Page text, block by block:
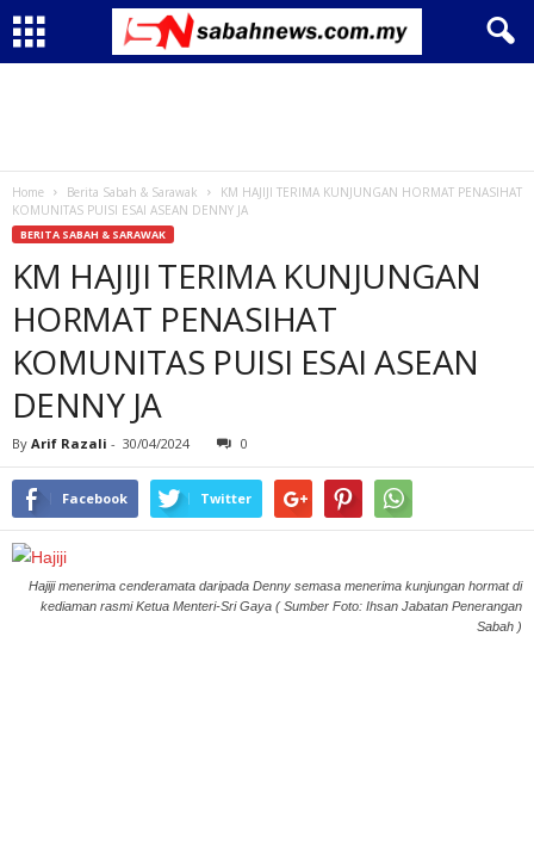
Home Berita Sabah & Sarawak
KM HAJIJI TERIMA KUNJUNGAN HORMAT PENASIHAT
KOMUNITAS PUISI ESAI ASEAN DENNY JA
BERITA SABAH & SARAWAK
KM HAJIJI TERIMA KUNJUNGAN
HORMAT PENASIHAT
KOMUNITAS PUISI ESAI ASEAN
DENNY JA
By Arif Razali - 30/04/2024 0
Facebook Twitter
Hajiji menerima cenderamata daripada Denny semasa menerima kunjungan hormat di
kediaman rasmi Ketua Menteri-Sri Gaya ( Sumber Foto: Ihsan Jabatan Penerangan
Sabah )